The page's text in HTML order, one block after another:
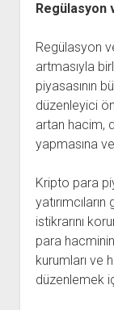
Regülasyon
Regülasyon
artmasıyla
piyasasının
düzenleyici
artan hacim,
yapmasına
Kripto para
istikrarını
para
kurumları ve
düzenlemek